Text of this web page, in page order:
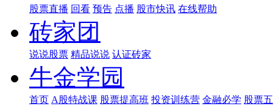
股票直播 回看 预告 点播 股市快讯 在线帮助
砖家团
说说股票 精品说说 认证砖家
牛金学园
首页 A股特战课 股票提高班 投资训练营 金融必学 股票